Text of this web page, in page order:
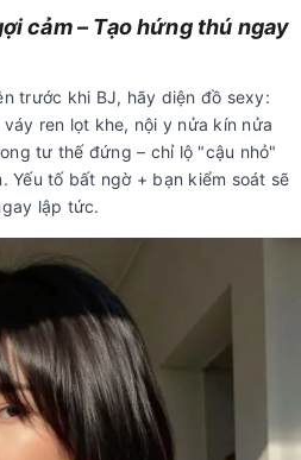
cảm – Tạo hứng thú ngay
trước khi BJ, hãy diện đồ sexy:
ren lọt khe, nội y nửa kín nửa
tư thế đứng – chỉ lộ "cậu nhỏ"
Yếu tố bất ngờ + bạn kiểm soát sẽ
lập tức.